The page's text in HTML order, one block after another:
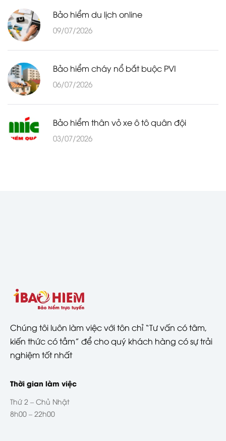
Bảo hiểm du lịch online
09/07/2026
Bảo hiểm cháy nổ bắt buộc PVI
06/07/2026
Bảo hiểm thân vỏ xe ô tô quân đội
03/07/2026
Chúng tôi luôn làm việc với tôn chỉ “Tư vấn có tâm,
kiến thức có tầm” để cho quý khách hàng có sự trải
nghiệm tốt nhất
Thời gian làm việc
Thứ 2 – Chủ Nhật
8h00 – 22h00